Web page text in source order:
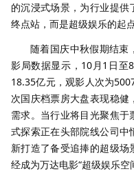
的沉浸式场景，为行业提
终点站，而是超级娱乐的起点
随着国庆中秋假期结束
影局数据显示，10月1日至
18.35亿元，观影人次为
次国庆档票房大盘表现稳
需求。当行业将目光聚焦
式探索正在头部院线公司中
新打造了备受追捧的超级
经成为万达电影“超级娱乐空